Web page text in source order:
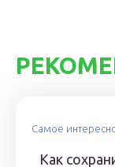
Самое
Как